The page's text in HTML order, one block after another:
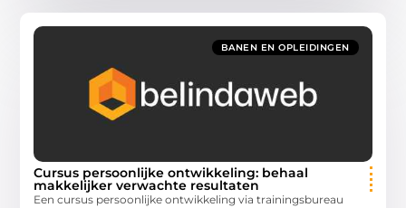
BANEN EN OPLEIDINGEN
Cursus persoonlijke ontwikkeling: behaal
makkelijker verwachte resultaten
Een cursus persoonlijke ontwikkeling via trainingsbureau